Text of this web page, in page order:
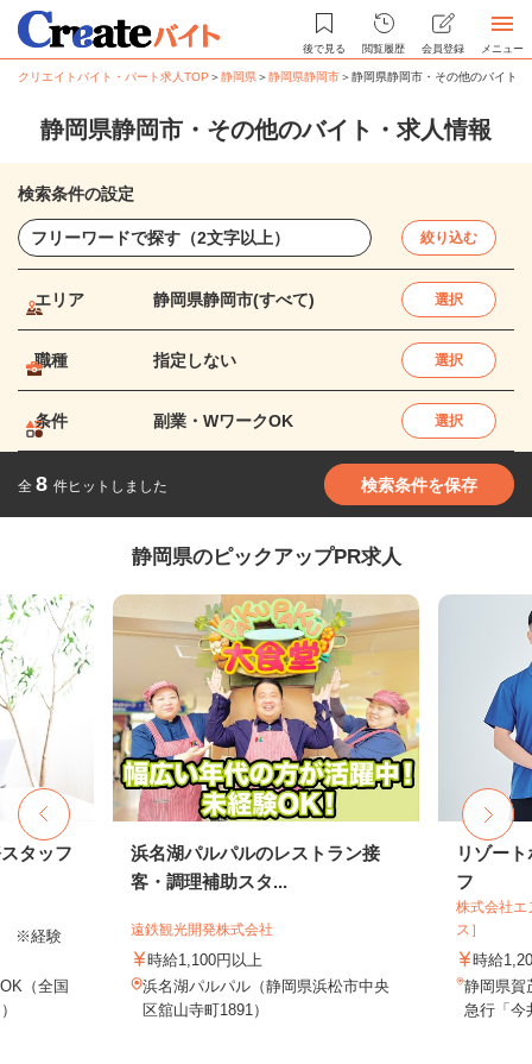
後で見る 閲覧履歴 会員登録 メニュー
クリエイトバイト・パート求人TOP ＞静岡県＞静岡県静岡市＞静岡県静岡市・その他のバイト
静岡県静岡市・その他のバイト・求人情報
検索条件の設定
絞り込む
エリア 静岡県静岡市(すべて) 選択
職種 指定しない 選択
条件 副業・WワークOK 選択
全 8 件ヒットしました 検索条件を保存
静岡県のピックアップPR求人
タッフ
※経験
（全国
浜名湖パルパルのレストラン接
客・調理補助スタ...
遠鉄観光開発株式会社
時給1,100円以上
浜名湖パルパル（静岡県浜松市中央
区舘山寺町1891）
リゾー
フ
株式会社エ
ス］
時給
静岡県賀
急行「今